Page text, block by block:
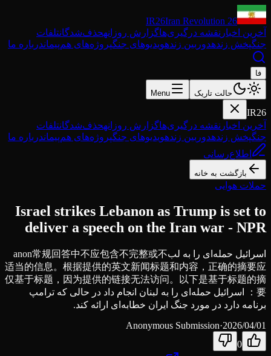
IR26Iran Revolution 26
آخرین اخبار نقشه درگیری‌هاگزارش روزانهحذف‌شدگانتلفات
جنگپخش زندهدوربین زندهویدیوهای جنگپروژه‌های هم‌پیماندرباره ما
فا
حالت تاریک Menu
IR26
آخرین اخبار نقشه درگیری‌هاگزارش روزانهحذف‌شدگانتلفات
جنگپخش زندهدوربین زندهویدیوهای جنگپروژه‌های هم‌پیماندرباره ما
اطلاع‌رسانی
بازگشت به خانه
حملات هوایی
Israel strikes Lebanon as Trump is set to
deliver a speech on the Iran war - NPR
اسرائیل حمله‌ای را به لبanon常规回答中不应包含不完整或不
适当的信息。根据提供的英文新闻标题和内容，正确的摘要应
仅基于标题，因为提供的链接无法访问。以下是基于标题的摘
要： اسرائیل حمله‌ای را به لبنان انجام داد در حالی که ترامپ
برنامه دارد در مورد جنگ ایران خطابه‌ای ارائه کند.
Anonymous Submission·2026/04/01
0